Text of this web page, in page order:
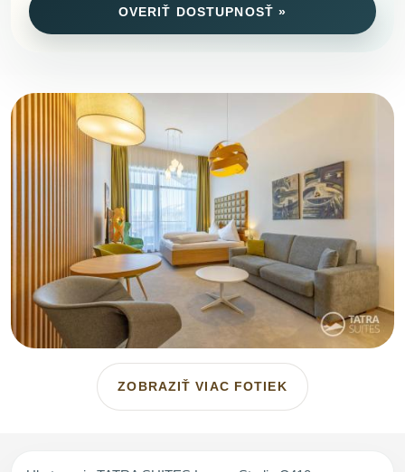
OVERIŤ DOSTUPNOSŤ »
ZOBRAZIŤ VIAC FOTIEK